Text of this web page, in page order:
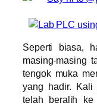
Seperti biasa,
masing-masing
tengok muka
yang hadir.
telah beralih